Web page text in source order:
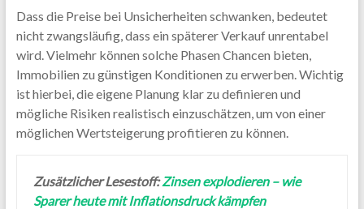
Dass die Preise bei Unsicherheiten schwanken, bedeutet
nicht zwangsläufig, dass ein späterer Verkauf unrentabel
wird. Vielmehr können solche Phasen Chancen bieten,
Immobilien zu günstigen Konditionen zu erwerben. Wichtig
ist hierbei, die eigene Planung klar zu definieren und
mögliche Risiken realistisch einzuschätzen, um von einer
möglichen Wertsteigerung profitieren zu können.
Zusätzlicher Lesestoff:Zinsen explodieren – wie
Sparer heute mit Inflationsdruck kämpfen